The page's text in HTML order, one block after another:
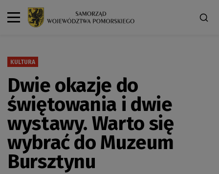
KULTURA
Dwie okazje do
świętowania i dwie
wystawy. Warto się
wybrać do Muzeum
Bursztynu